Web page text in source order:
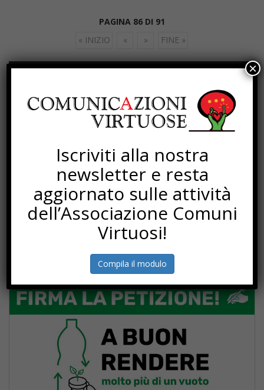
PAGINA 86 DI 91
« INIZIO
« » FINE »
SOTTOSCRIZIONI
Iscriviti alla nostra
newsletter e resta
aggiornato sulle attività
dell’Associazione Comuni
Virtuosi!
Compila il modulo
×